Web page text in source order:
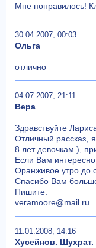
Мне понравилось!
30.04.2007, 00:03
Ольга
отлично
04.07.2007, 21:11
Вера
Здравствуйте
Отличный рассказ,
8 лет девочкам ),
Если Вам
Оранживое утро до
Спасибо Вам
Пишите.
veramoore@mail.ru
11.01.2008, 14:16
Хусейнов. Шухрат.